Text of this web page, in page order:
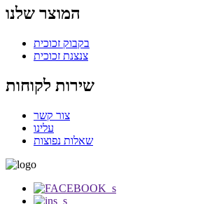
המוצר שלנו
בקבוק זכוכית
צנצנת זכוכית
שירות לקוחות
צור קשר
עלינו
שאלות נפוצות